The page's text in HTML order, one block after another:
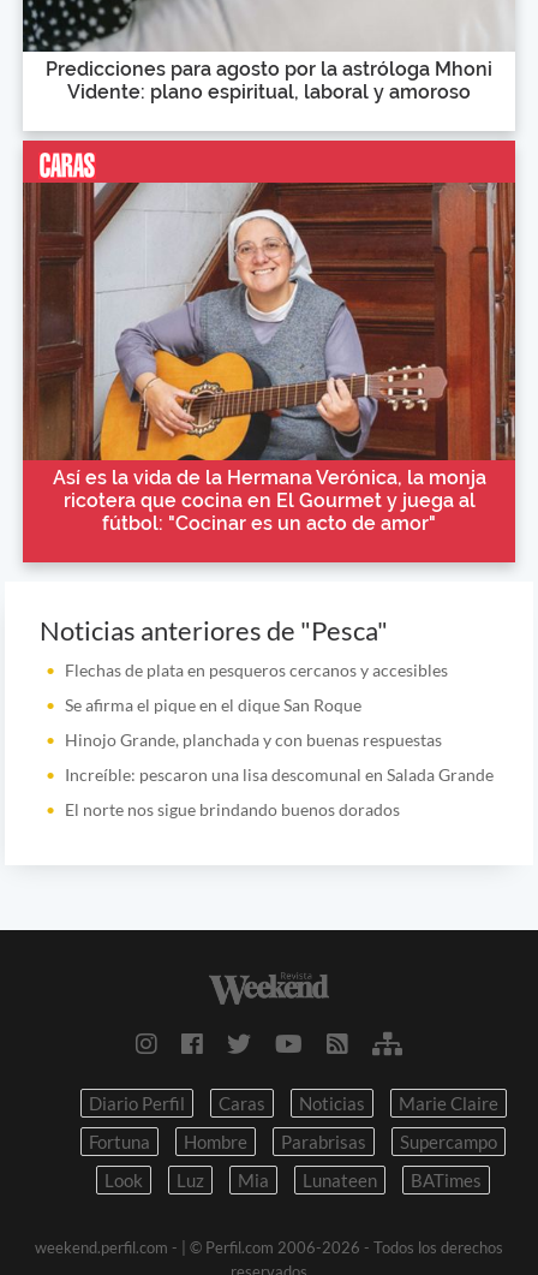
Predicciones para agosto por la astróloga Mhoni
Vidente: plano espiritual, laboral y amoroso
Así es la vida de la Hermana Verónica, la monja
ricotera que cocina en El Gourmet y juega al
fútbol: "Cocinar es un acto de amor"
Noticias anteriores de "Pesca"
Flechas de plata en pesqueros cercanos y accesibles
Se afirma el pique en el dique San Roque
Hinojo Grande, planchada y con buenas respuestas
Increíble: pescaron una lisa descomunal en Salada Grande
El norte nos sigue brindando buenos dorados
Diario Perfil Caras Noticias
Marie Claire
Fortuna
Hombre Parabrisas
Supercampo
Look
Luz Mia Lunateen BATimes
weekend.perfil.com -
| © Perfil.com 2006-2026 - Todos los derechos